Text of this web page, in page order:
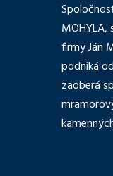
MOHYLA,
firmy Ján
podniká
zaoberá